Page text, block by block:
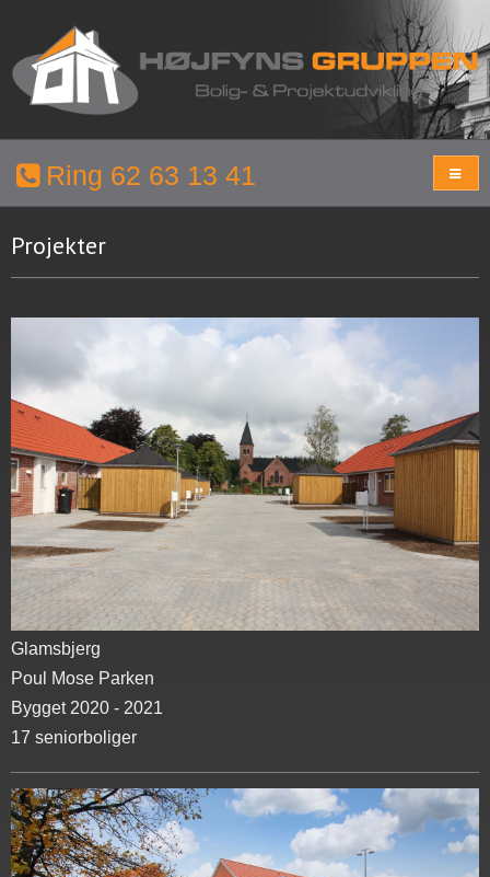
Ring 62 63 13 41
Projekter
Glamsbjerg
Poul Mose Parken
Bygget 2020 - 2021
17 seniorboliger